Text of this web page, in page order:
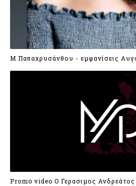
Μ Παπαχρυσάνθου - εμφανίσεις
Promo video Ο Γερασιμος